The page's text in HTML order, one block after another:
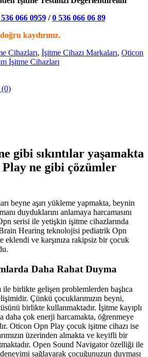
066 0959/0 536 066 06 89
kaydırınız.
Cihazları, İşitme Cihazı Markaları, Oticon
İşitme Cihazları
(0)
gibi sıkıntılar yaşamakta
ne gibi çözümler
beyne aşırı yükleme yapmakta, beynin
duyduklarını anlamaya harcamasını
serisi ile yetişkin işitme cihazlarında
Hearing teknolojisi pediatrik Opn
eklendi ve karşınıza rakipsiz bir çocuk
Daha Rahat Duyma
birlikte gelişen problemlerden başlıca
Çünkü çocuklarımızın beyni,
birlikte kullanmaktadır. İşitme kayıplı
daha çok enerji harcamakta, öğrenmeye
Oticon Opn Play çocuk işitme cihazı ise
üzerinden almakta ve keyifli bir
Open Sound Navigator özelliği ile
sağlayarak çocuğunuzun duyması